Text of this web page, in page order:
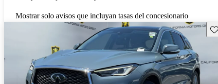
Mostrar solo avisos que incluyan tasas del concesionario